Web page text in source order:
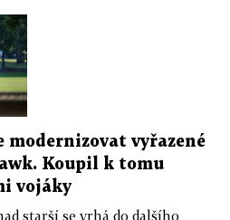
modernizovat vyřazené
Koupil k tomu
vojáky
starší se vrhá do dalšího